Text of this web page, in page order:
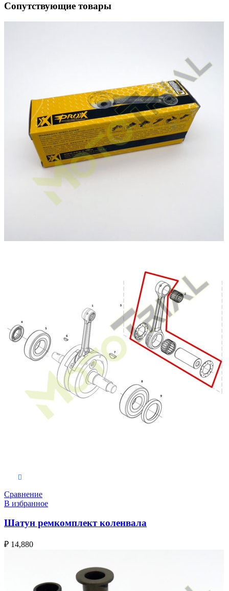
Сопутствующие товары
Сравнение
В избранное
Шатун ремкомплект коленвала
₽ 14,880